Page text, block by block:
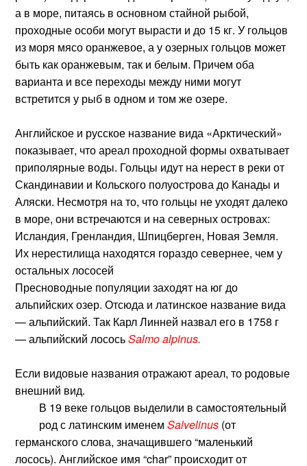
а в море, питаясь в основном стайной рыбой,
проходные особи могут вырасти и до 15 кг. У гольцов
из моря мясо оранжевое, а у озерных гольцов может
быть как оранжевым, так и белым. Причем оба
варианта и все переходы между ними могут
встретится у рыб в одном и том же озере.
Английское и русское название вида «Арктический»
показывает, что ареал проходной формы охватывает
приполярные воды. Гольцы идут на нерест в реки от
Скандинавии и Кольского полуострова до Канады и
Аляски. Несмотря на то, что гольцы не уходят далеко
в море, они встречаются и на северных островах:
Исландия, Гренландия, Шпицберген, Новая Земля.
Их нерестилища находятся гораздо севернее, чем у
остальных лососей
Пресноводные популяции заходят на юг до
альпийских озер. Отсюда и латинское название вида
— альпийский. Так Карл Линней назвал его в 1758 г
— альпийский лососьSalmo alpinus.
Если видовые названия отражают ареал, то родовые
внешний вид.
В 19 веке гольцов выделили в самостоятельный
род с латинским именемSalvelinus (от
германского слова, значащившего “маленький
лосось). Английское имя “char” происходит от